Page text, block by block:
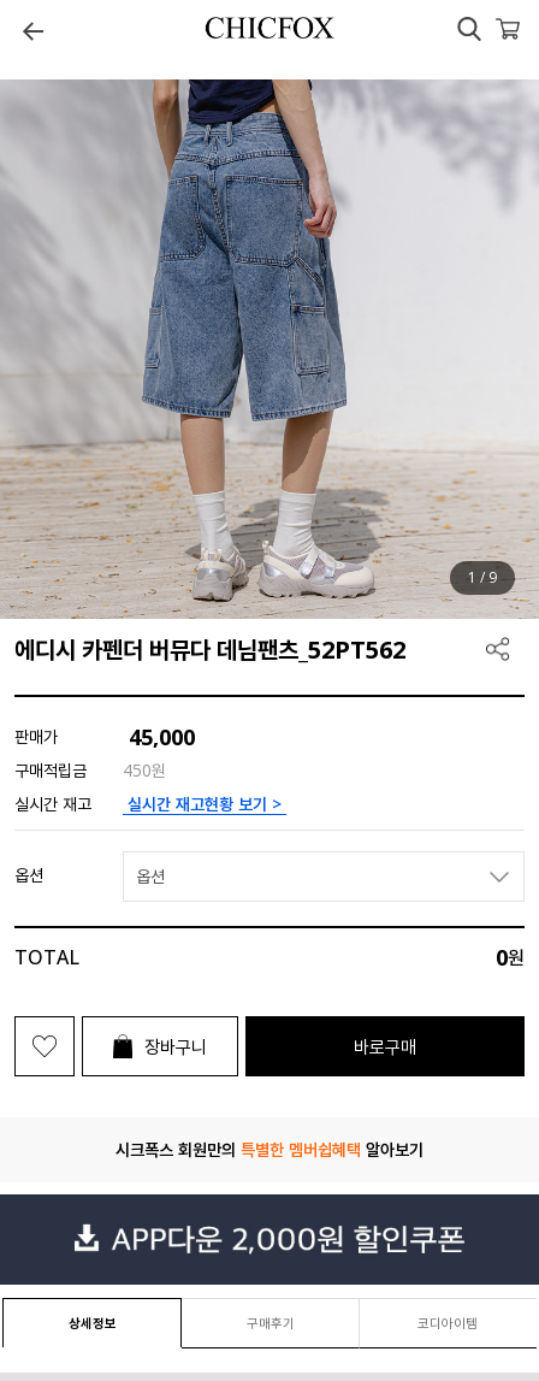
1 /9
에디시 카펜더 버뮤다 데님팬츠_52PT562
판매가 45,000
구매적립금
450원
실시간 재고
실시간 재고현황 보기 >
옵션 옵션
TOTAL 0원
장바구니 바로구매
시크폭스 회원만의 특별한 멤버쉽혜택 알아보기
상세정보 구매후기 코디아이템